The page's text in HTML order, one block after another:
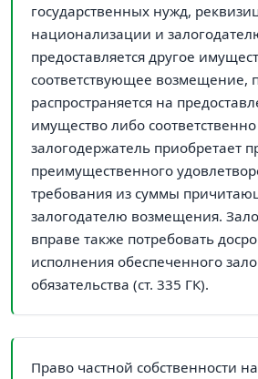
государственных нужд,
национализации и
предоставляется другое
соответствующее возмещение,
распространяется на
имущество либо соответственно
залогодержатель приобретает
преимущественного
требования из суммы
залогодателю возмещения.
вправе также потребовать
исполнения обеспеченного
обязательства (ст. 335 ГК).
Право частной собственности